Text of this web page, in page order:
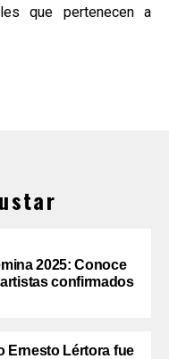
que pertenecen a
2025: Conoce
confirmados
Ernesto Lértora fue